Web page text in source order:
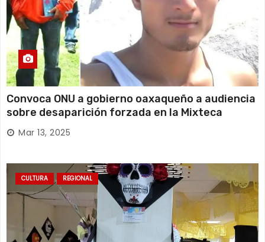
Convoca ONU a gobierno oaxaqueño a audiencia
sobre desaparición forzada en la Mixteca
Mar 13, 2025
CULTURA REGIONAL